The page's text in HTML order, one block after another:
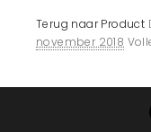
Terug naar Product
november 2018